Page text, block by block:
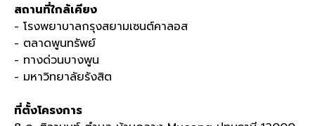
สถานที่ใกล้เคียง
- โรงพยาบาลกรุงสยามเซนต์คาลอส
- ตลาดพูนทรัพย์
- ทางด่วนบางพูน
- มหาวิทยาลัยรังสิต
ที่ตั้งโครงการ